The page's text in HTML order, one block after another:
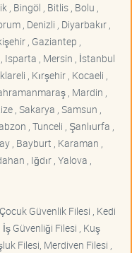
, Bingöl , Bitlis , Bolu ,
, Denizli , Diyarbakır ,
, Gaziantep ,
Isparta , Mersin , İstanbul
, Kırşehir , Kocaeli ,
, Mardin ,
, Sakarya , Samsun ,
, Tunceli , Şanlıurfa ,
, Bayburt , Karaman ,
, Iğdır , Yalova ,
Güvenlik Filesi , Kedi
Güvenliği Filesi , Kuş
Filesi, Merdiven Filesi ,